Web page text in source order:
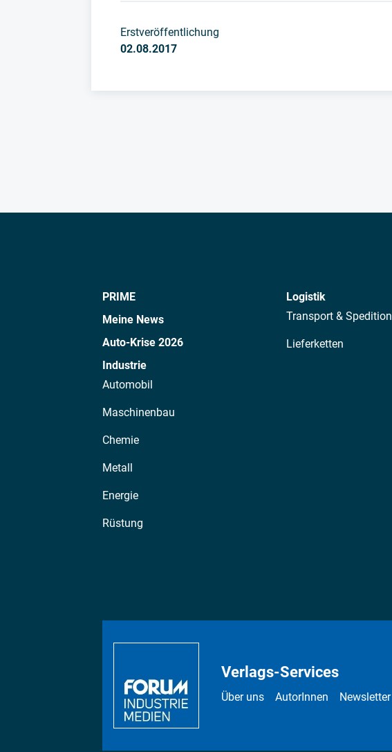
Erstveröffentlichung
02.08.2017
PRIME
Meine News
Auto-Krise 2026
Industrie
Automobil
Maschinenbau
Chemie
Metall
Energie
Rüstung
Logistik
Transport & Spedition
Lieferketten
Verlags-Services
Über uns AutorInnen Newsletter